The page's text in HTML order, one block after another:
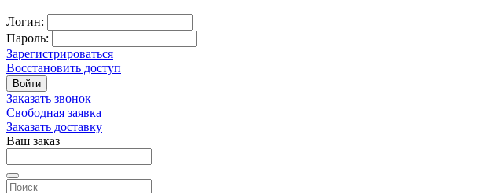
Логин:
Пароль:
Зарегистрироваться
Восстановить доступ
Войти
Заказать звонок
Свободная заявка
Заказать доставку
Ваш заказ